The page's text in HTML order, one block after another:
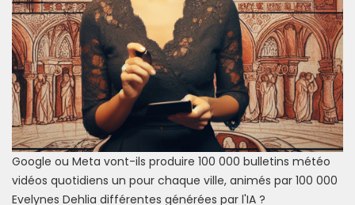
Google ou Meta vont-ils produire 100 000 bulletins météo
vidéos quotidiens un pour chaque ville, animés par 100 000
Evelynes Dehlia différentes générées par l'IA ?